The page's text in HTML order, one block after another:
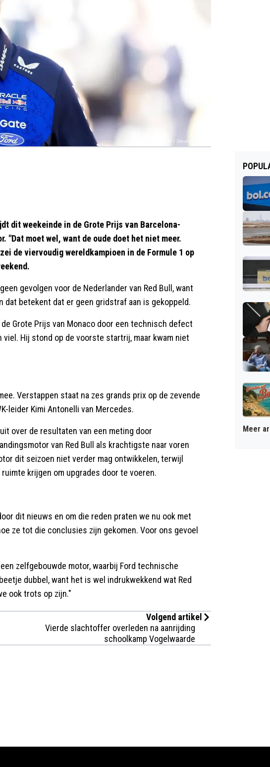
dit weekeinde in de Grote Prijs van Barcelona-
"Dat moet wel, want de oude doet het niet meer.
de viervoudig wereldkampioen in de Formule 1 op
gevolgen voor de Nederlander van Red Bull, want
dat betekent dat er geen gridstraf aan is gekoppeld.
Grote Prijs van Monaco door een technisch defect
viel. Hij stond op de voorste startrij, maar kwam niet
Verstappen staat na zes grands prix op de zevende
leider Kimi Antonelli van Mercedes.
over de resultaten van een meting door
van Red Bull als krachtigste naar voren
dit seizoen niet verder mag ontwikkelen, terwijl
krijgen om upgrades door te voeren.
dit nieuws en om die reden praten we nu ook met
ze tot die conclusies zijn gekomen. Voor ons gevoel
zelfgebouwde motor, waarbij Ford technische
dubbel, want het is wel indrukwekkend wat Red
ook trots op zijn."
Volgend artikel
Vierde slachtoffer overleden na aanrijding
schoolkamp Vogelwaarde
Meer